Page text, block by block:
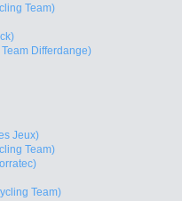
Team)
Differdange)
Jeux)
Team)
Team)